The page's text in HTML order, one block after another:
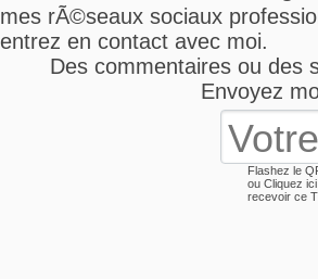
mes rÃ©seaux sociaux
entrez en contact avec moi.
Des commentaires ou des
Envoyez
Flashez le
ou Cliquez ici
recevoir ce